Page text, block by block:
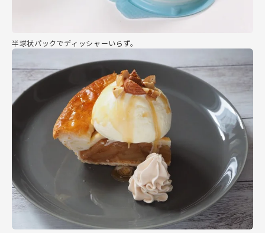
半球状パックでディッシャーいらず。